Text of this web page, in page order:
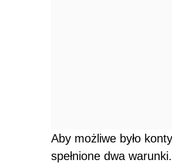
Aby możliwe było
spełnione dwa